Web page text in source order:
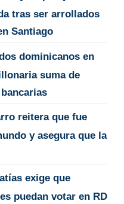
tras ser arrollados
Santiago
dominicanos en
suma de
reitera que fue
y asegura que la
exige que
puedan votar en RD